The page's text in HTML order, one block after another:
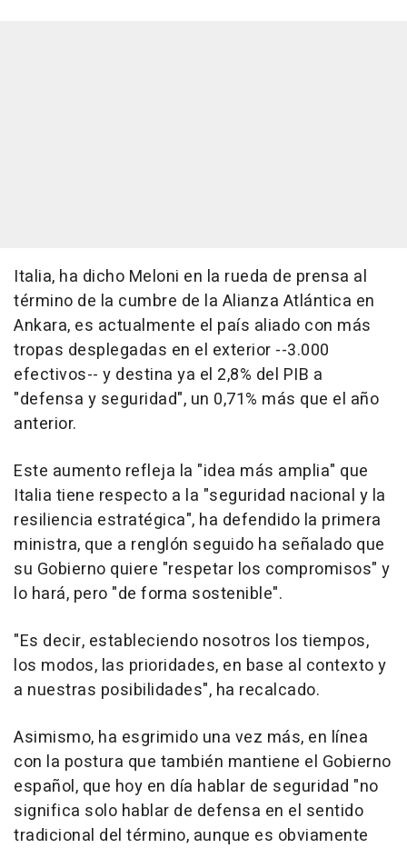
Italia, ha dicho Meloni en la rueda de prensa al
término de la cumbre de la Alianza Atlántica en
Ankara, es actualmente el país aliado con más
tropas desplegadas en el exterior --3.000
efectivos-- y destina ya el 2,8% del PIB a
"defensa y seguridad", un 0,71% más que el año
anterior.
Este aumento refleja la "idea más amplia" que
Italia tiene respecto a la "seguridad nacional y la
resiliencia estratégica", ha defendido la primera
ministra, que a renglón seguido ha señalado que
su Gobierno quiere "respetar los compromisos" y
lo hará, pero "de forma sostenible".
"Es decir, estableciendo nosotros los tiempos,
los modos, las prioridades, en base al contexto y
a nuestras posibilidades", ha recalcado.
Asimismo, ha esgrimido una vez más, en línea
con la postura que también mantiene el Gobierno
español, que hoy en día hablar de seguridad "no
significa solo hablar de defensa en el sentido
tradicional del término, aunque es obviamente